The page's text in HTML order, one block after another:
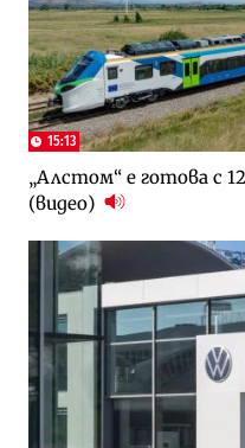
15:13
„Алстом“ е готова с
(видео)